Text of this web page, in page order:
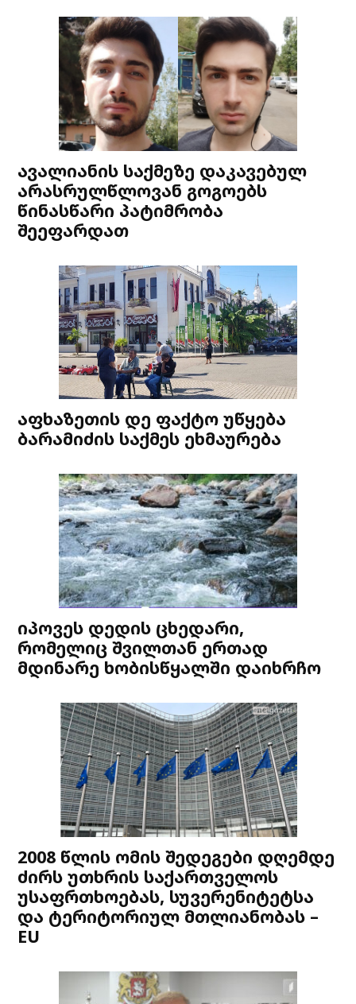
ავალიანის საქმეზე დაკავებულ
არასრულწლოვან გოგოებს
წინასწარი პატიმრობა
შეეფარდათ
აფხაზეთის დე ფაქტო უწყება
ბარამიძის საქმეს ეხმაურება
იპოვეს დედის ცხედარი,
რომელიც შვილთან ერთად
მდინარე ხობისწყალში დაიხრჩო
2008 წლის ომის შედეგები დღემდე
ძირს უთხრის საქართველოს
უსაფრთხოებას, სუვერენიტეტსა
და ტერიტორიულ მთლიანობას –
EU